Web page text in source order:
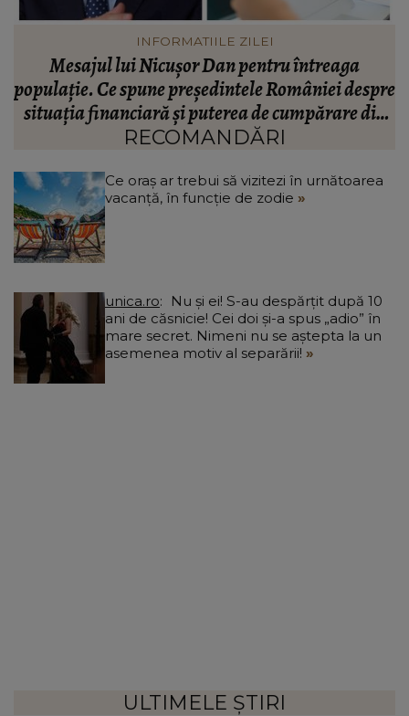
VEDETE
Valentin Sanfira, acuzații despre infidelitate? Ce
mărturisiri a făcut artistul de muzică populară:
“Doi ochi ce m-au înșelat.”
RECOMANDĂRI
Ce oraș ar trebui să vizitezi în urnătoarea
vacanță, în funcție de zodie
unica.ro
ani de căsnicie! Cei doi și-a spus „adio” în
mare secret. Nimeni nu se aștepta la un
asemenea motiv al separării!
ULTIMELE ȘTIRI